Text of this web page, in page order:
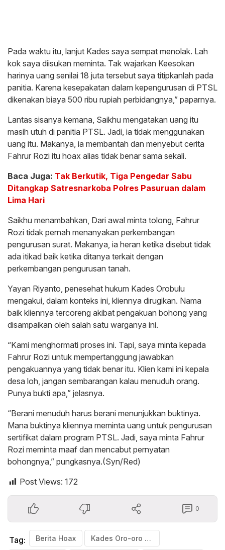
Pada waktu itu, lanjut Kades saya sempat menolak. Lah
kok saya diisukan meminta. Tak wajarkan Keesokan
harinya uang senilai 18 juta tersebut saya titipkanlah pada
panitia. Karena kesepakatan dalam kepengurusan di PTSL
dikenakan biaya 500 ribu rupiah perbidangnya,” paparnya.
Lantas sisanya kemana, Saikhu mengatakan uang itu
masih utuh di panitia PTSL. Jadi, ia tidak menggunakan
uang itu. Makanya, ia membantah dan menyebut cerita
Fahrur Rozi itu hoax alias tidak benar sama sekali.
Baca Juga: Tak Berkutik, Tiga Pengedar Sabu
Ditangkap Satresnarkoba Polres Pasuruan dalam
Lima Hari
Saikhu menambahkan, Dari awal minta tolong, Fahrur
Rozi tidak pernah menanyakan perkembangan
pengurusan surat. Makanya, ia heran ketika disebut tidak
ada itikad baik ketika ditanya terkait dengan
perkembangan pengurusan tanah.
Yayan Riyanto, penesehat hukum Kades Orobulu
mengakui, dalam konteks ini, kliennya dirugikan. Nama
baik kliennya tercoreng akibat pengakuan bohong yang
disampaikan oleh salah satu warganya ini.
“Kami menghormati proses ini. Tapi, saya minta kepada
Fahrur Rozi untuk mempertanggung jawabkan
pengakuannya yang tidak benar itu. Klien kami ini kepala
desa loh, jangan sembarangan kalau menuduh orang.
Punya bukti apa,” jelasnya.
“Berani menuduh harus berani menunjukkan buktinya.
Mana buktinya kliennya meminta uang untuk pengurusan
sertifikat dalam program PTSL. Jadi, saya minta Fahrur
Rozi meminta maaf dan mencabut pernyatan
bohongnya,” pungkasnya.(Syn/Red)
Post Views: 172
0
Tag: Berita Hoax Kades Oro-oro Bulu